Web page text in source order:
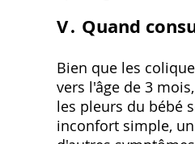
V․ Quand
Bien que les
vers l'âge de 3
les pleurs du bébé
inconfort simple,